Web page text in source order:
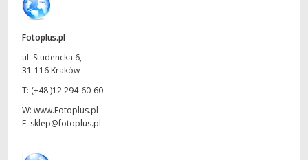
Portugal
Singapore
South Africa
Spain
Fotoplus.pl
ul. Studencka 6,
31-116 Kraków
T: (+48 )12 294-60-60
W: www.Fotoplus.pl
E: sklep@fotoplus.pl